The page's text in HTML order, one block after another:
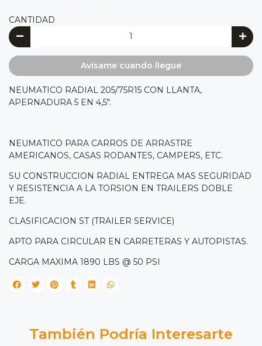
CANTIDAD
Avísame cuando llegue
NEUMATICO RADIAL 205/75R15 CON LLANTA,
APERNADURA 5 EN 4,5".
NEUMATICO PARA CARROS DE ARRASTRE
AMERICANOS, CASAS RODANTES, CAMPERS, ETC.
SU CONSTRUCCION RADIAL ENTREGA MAS SEGURIDAD
Y RESISTENCIA A LA TORSION EN TRAILERS DOBLE
EJE.
CLASIFICACION ST (TRAILER SERVICE)
APTO PARA CIRCULAR EN CARRETERAS Y AUTOPISTAS.
CARGA MAXIMA 1890 LBS @ 50 PSI
También Podría Interesarte